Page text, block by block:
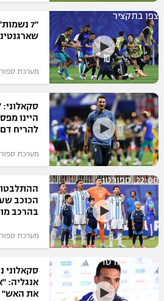
רשיון להקרנה פומבית לבית עסק
הצטרפות לחבילת הערוצים
לוח דרושים – ג'ובנט
תגיות
המגזין
צפו בתקציר
"7
מערכת ספורט 1 | לפני 3
סקאלוני:
היינו
להריח
מערכת ספורט 1 | לפני 3
22:00, ספורט1
הכוכב
בהרכב
מערכת ספורט 1 | לפני 3
22:00, ספורט1
סקאלוני
אנגליה:
את האש"